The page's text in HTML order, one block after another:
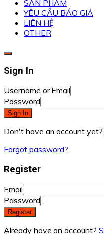
SẢN PHẨM
YÊU CẦU BÁO GIÁ
LIÊN HỆ
OTHER
Sign In
Username or Email
Password
Sign In
Don't have an account yet?
Forgot password?
Register
Email
Password
Register
Already have an account?